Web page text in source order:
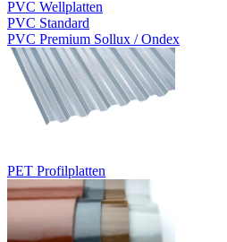
PVC Wellplatten
PVC Standard
PVC Premium Sollux / Ondex
PET Profilplatten